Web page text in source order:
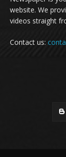
website. We
videos straight
Contact us: